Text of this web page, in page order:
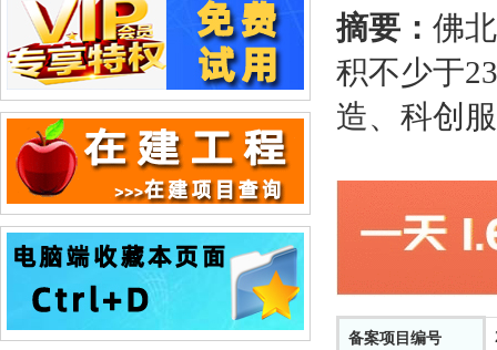
摘要： 佛
积不少于
造、科创
备案项目编号